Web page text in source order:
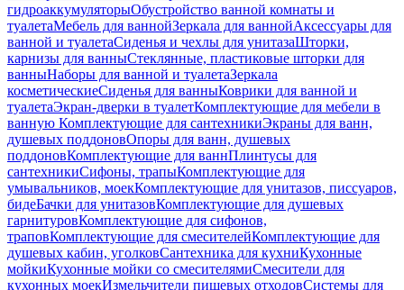
гидроаккумуляторыОбустройство ванной комнаты и
туалетаМебель для ваннойЗеркала для ваннойАксессуары для
ванной и туалетаСиденья и чехлы для унитазаШторки,
карнизы для ванныСтеклянные, пластиковые шторки для
ванныНаборы для ванной и туалетаЗеркала
косметическиеСиденья для ванныКоврики для ванной и
туалетаЭкран-дверки в туалетКомплектующие для мебели в
ванную Комплектующие для сантехникиЭкраны для ванн,
душевых поддоновОпоры для ванн, душевых
поддоновКомплектующие для ваннПлинтусы для
сантехникиСифоны, трапыКомплектующие для
умывальников, моекКомплектующие для унитазов, писсуаров,
бидеБачки для унитазовКомплектующие для душевых
гарнитуровКомплектующие для сифонов,
траповКомплектующие для смесителейКомплектующие для
душевых кабин, уголковСантехника для кухниКухонные
мойкиКухонные мойки со смесителямиСмесители для
кухонных моекИзмельчители пищевых отходовСистемы для